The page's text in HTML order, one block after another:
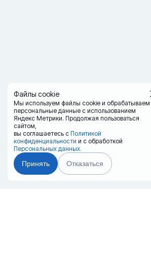
Файлы cookie
Мы используем файлы cookie и обрабатываем
персональные данные с использованием
Яндекс Метрики. Продолжая пользоваться
сайтом,
вы соглашаетесь с Политикой
конфиденциальности и с обработкой
Персональных данных.
Принять Отказаться